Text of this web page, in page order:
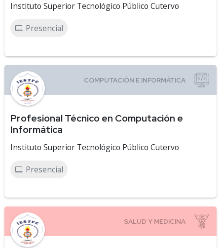
Instituto Superior Tecnológico Público Cutervo
Presencial
Profesional Técnico en Computación e
Informática
Instituto Superior Tecnológico Público Cutervo
Presencial